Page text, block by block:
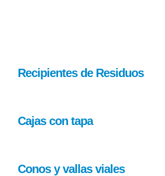
Recipientes de Residuos
Cajas con tapa
Conos y vallas viales